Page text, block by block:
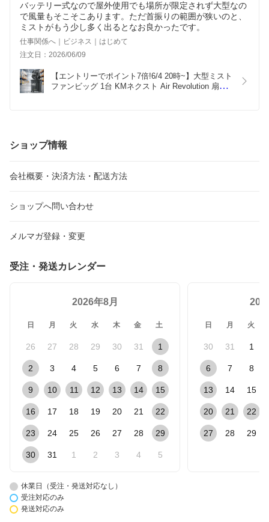
バッテリー式なので屋外使用でも場所が限定されず大型なの
で風量もそこそこあります。ただ首振りの範囲が狭いのと、
ミストがもう少し多く出るとなお良かったです。
仕事関係へ｜ビジネス｜はじめて
注文日：2026/06/09
【エントリーでポイント7倍!6/4 20時~】大型ミスト
ファンビッグ 1台 KMネクスト Air Revolution 扇風
ショップ情報
会社概要・決済方法・配送方法
ショップへ問い合わせ
メルマガ登録・変更
受注・発送カレンダー
2026年8月
日 月 火 水 木 金 土
26 27 28 29 30 31 1
2 3 4 5 6 7 8
9 10 11 12 13 14 15
16 17 18 19 20 21 22
23 24 25 26 27 28 29
30 31 1 2 3 4 5
日 月 火
30 31 1
6 7 8
13 14 15
20 21 22
27 28 29
休業日（受注・発送対応なし）
受注対応のみ
発送対応のみ